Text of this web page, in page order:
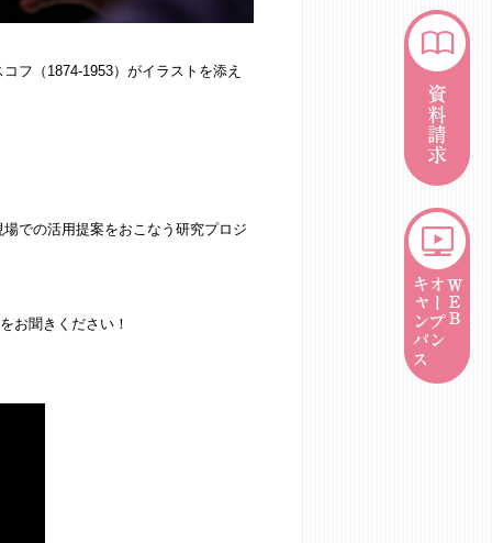
フ（1874-1953）がイラストを添え
での活用提案をおこなう研究プロジ
お聞きください！